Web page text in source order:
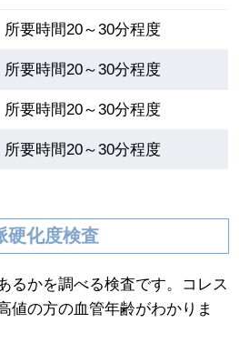
所要時間20～30分程度
所要時間20～30分程度
所要時間20～30分程度
所要時間20～30分程度
硬化度検査
るかを調べる検査です。コレス
値の方の血管年齢がわかりま